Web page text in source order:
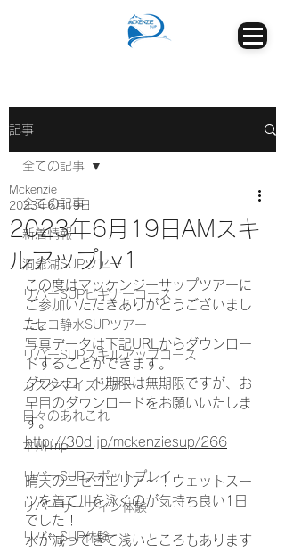
記事
全ての記事
新着情報
洞爺湖SUPツアー
リバーSUPビギナーコース
ニセコ静水SUPツアー
リバーSUPスキルアップコース
カスタマイズツアー
日々のあれこれ
本州Trip
リバーSUPスポットプレイ
リバーサーフィン体験
リバーSUP体験
全ての記事
2023年6月19日AMスキ
ルアップLv1
Mckenzie
2023年6月19日
この度はマッケンジーサップツアーに
ご参加いただきありがとうございまし
た。
写真データは下記URLからダウンロー
ドすることができます。
ダウンロード期限は無期限ですが、お
早目のダウンロードをお願いいたしま
す。
http://30d.jp/mckenziesup/266
晴天のニセコエリア〜！ウェットスー
ツを着て川を泳ぐのが気持ち良い1日
でした！
水が減ってきて浅いところもあります